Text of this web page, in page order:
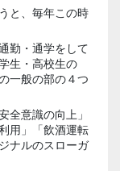
と、毎年この時
勤・通学をして
生・高校生の
一般の部の４つ
全意識の向上」
用」「飲酒運転
ナルのスローガ